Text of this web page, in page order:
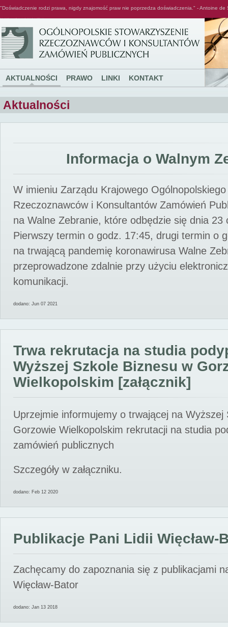
"Doświadczenie rodzi prawa, nigdy znajomość praw nie poprzedza doświadczenia." - Antoine de
AKTUALNOŚCI PRAWO LINKI KONTAKT
Aktualności
Informacja o Walnym
W imieniu Zarządu Krajowego
Rzeczoznawców i Konsultantów Zamówień
na Walne Zebranie, które odbędzie się dnia 23
Pierwszy termin o godz. 17:45, drugi termin o
na trwającą pandemię koronawirusa Walne
przeprowadzone zdalnie przy użyciu
komunikacji.
dodano: Jun 07 2021
Trwa rekrutacja na studia
Wyższej Szkole Biznesu w
Wielkopolskim [załącznik]
Uprzejmie informujemy o trwającej na Wyższej
Gorzowie Wielkopolskim rekrutacji na studia
zamówień publicznych
Szczegóły w załączniku.
dodano: Feb 12 2020
Publikacje Pani Lidii Więcław-
Zachęcamy do zapoznania się z publikacjami
Więcław-Bator
dodano: Jan 13 2018